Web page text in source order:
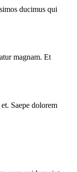
ducimus qui
magnam. Et
Saepe dolorem